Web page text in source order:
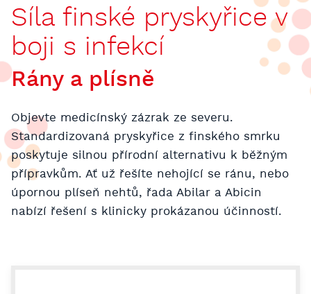
Síla finské pryskyřice v
boji s infekcí
Rány a plísně
Objevte medicínský zázrak ze severu.
Standardizovaná pryskyřice z finského smrku
poskytuje silnou přírodní alternativu k běžným
přípravkům. Ať už řešíte nehojící se ránu, nebo
úpornou plíseň nehtů, řada Abilar a Abicin
nabízí řešení s klinicky prokázanou účinností.